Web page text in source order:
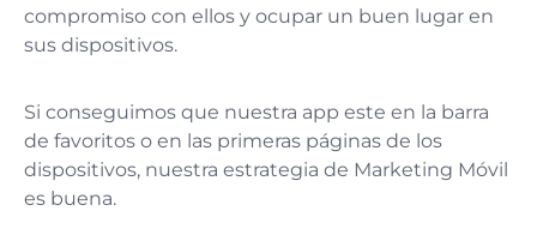
compromiso con ellos y ocupar un buen lugar en
sus dispositivos.
Si conseguimos que nuestra app este en la barra
de favoritos o en las primeras páginas de los
dispositivos, nuestra estrategia de Marketing Móvil
es buena.